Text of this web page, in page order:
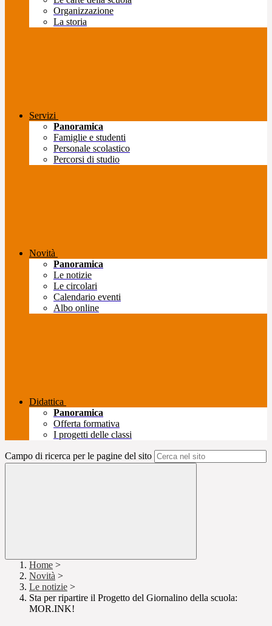
Organizzazione
La storia
Servizi
Panoramica
Famiglie e studenti
Personale scolastico
Percorsi di studio
Novità
Panoramica
Le notizie
Le circolari
Calendario eventi
Albo online
Didattica
Panoramica
Offerta formativa
I progetti delle classi
Campo di ricerca per le pagine del sito
Home >
Novità >
Le notizie >
Sta per ripartire il Progetto del Giornalino della scuola:
MOR.INK!